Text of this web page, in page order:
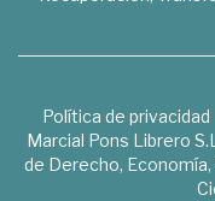
Política de privacidad
Marcial Pons Librero
de Derecho,